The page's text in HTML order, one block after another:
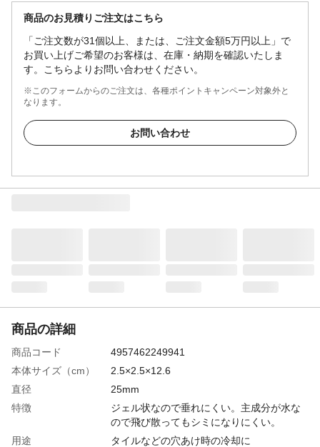
商品のお見積りご注文はこちら
「ご注文数が31個以上、または、ご注文金額5万円以上」で
お買い上げご希望のお客様は、在庫・納期を確認いたしま
す。こちらよりお問い合わせください。
※このフォームからのご注文は、各種ポイントキャンペーン対象外と
なります。
お問い合わせ
商品の詳細
商品コード
4957462249941
本体サイズ（cm）
2.5×2.5×12.6
直径
25mm
特徴
ジェル状なので垂れにくい。主成分が水な
ので飛び散ってもシミになりにくい。
用途
タイルなどの穴あけ時の冷却に